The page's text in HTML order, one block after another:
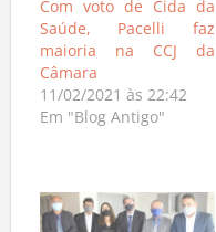
Com voto de Cida da
Saúde, Pacelli faz
maioria na CCJ da
Câmara
11/02/2021 às 22:42
Em "Blog Antigo"